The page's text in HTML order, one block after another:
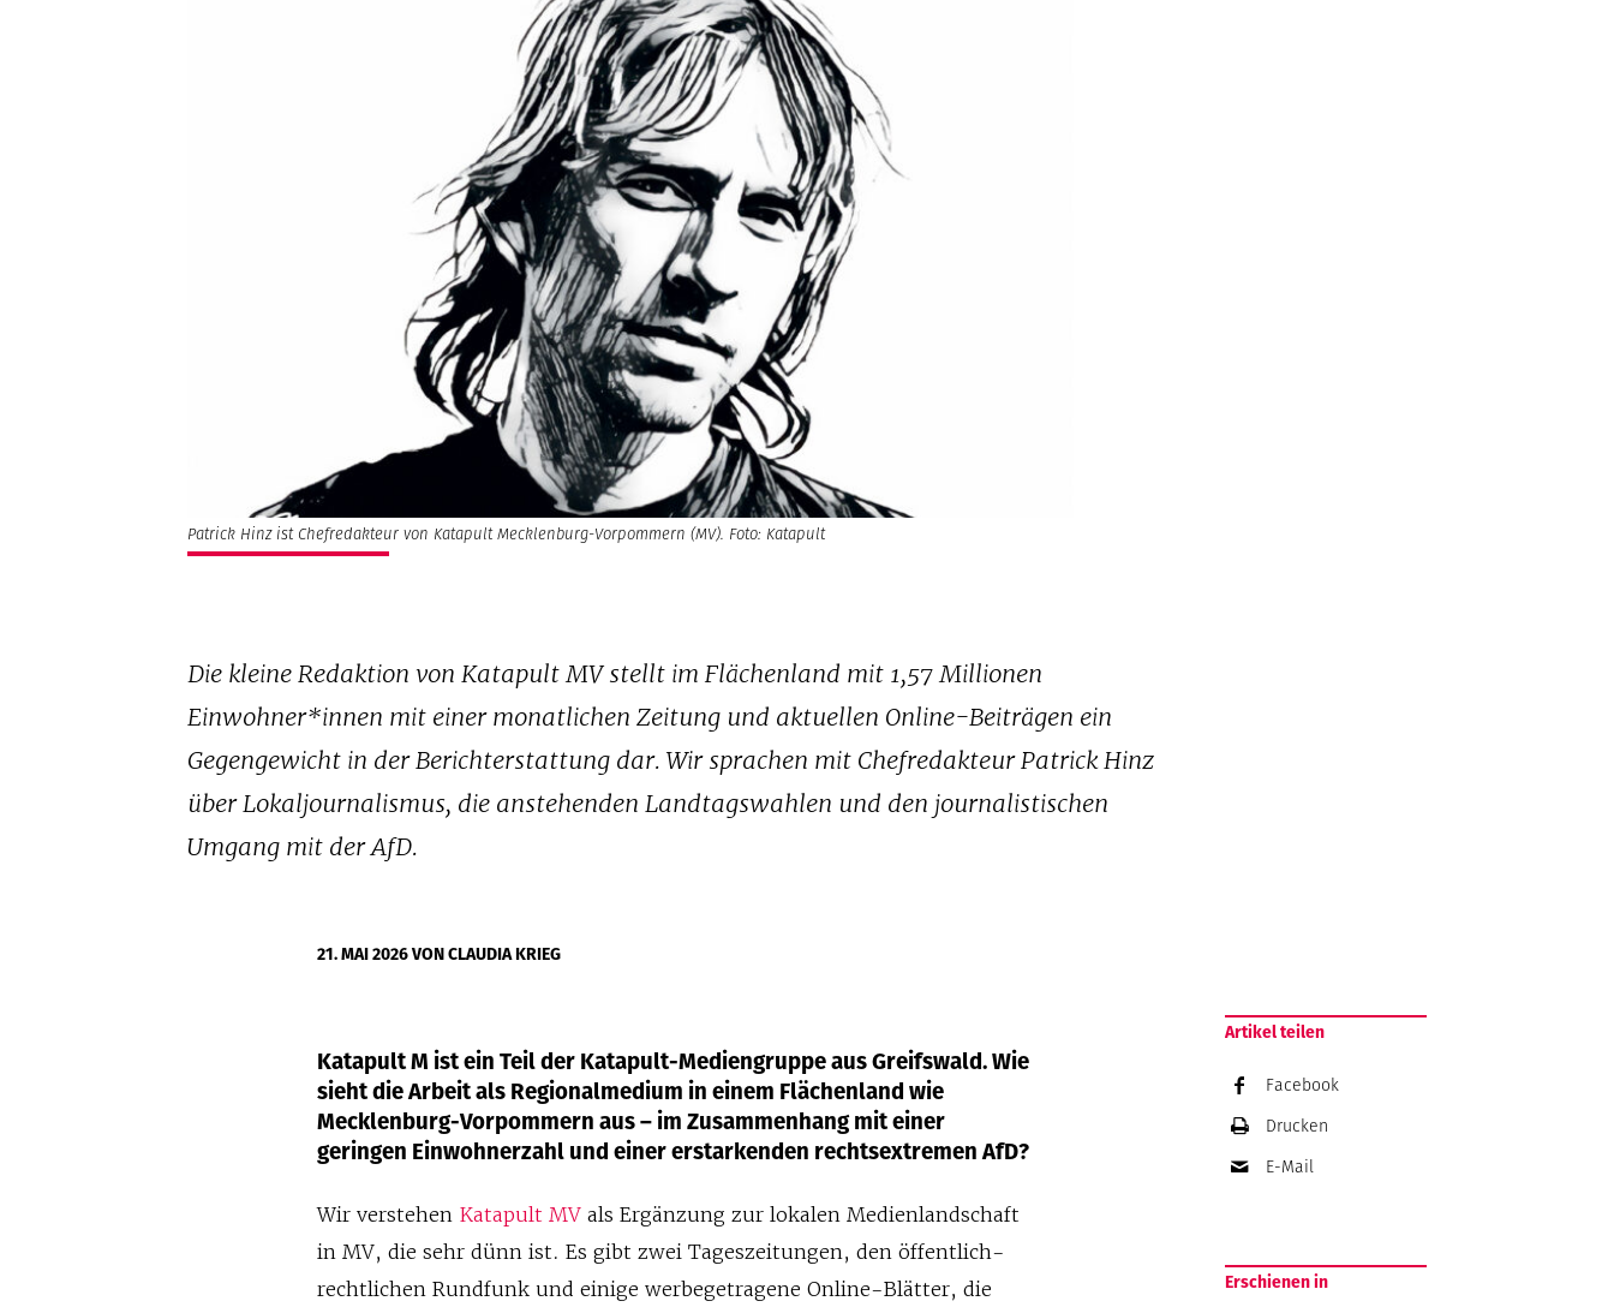
Patrick Hinz ist Chefredakteur von Katapult Mecklenburg-Vorpommern (MV). Foto: Katapult
Die kleine Redaktion von Katapult MV stellt im Flächenland mit 1,57 Millionen
Einwohner*innen mit einer monatlichen Zeitung und aktuellen Online-Beiträgen ein
Gegengewicht in der Berichterstattung dar. Wir sprachen mit Chefredakteur Patrick Hinz
über Lokaljournalismus, die anstehenden Landtagswahlen und den journalistischen
Umgang mit der AfD.
21. MAI 2026VON CLAUDIA KRIEG
Katapult M ist ein Teil der Katapult-Mediengruppe aus Greifswald. Wie
sieht die Arbeit als Regionalmedium in einem Flächenland wie
Mecklenburg-Vorpommern aus – im Zusammenhang mit einer
geringen Einwohnerzahl und einer erstarkenden rechtsextremen AfD?
Wir verstehen Katapult MV als Ergänzung zur lokalen Medienlandschaft
in MV, die sehr dünn ist. Es gibt zwei Tageszeitungen, den öffentlich-
rechtlichen Rundfunk und einige werbegetragene Online-Blätter, die
Artikel teilen
Facebook
Drucken
E-Mail
Erschienen in